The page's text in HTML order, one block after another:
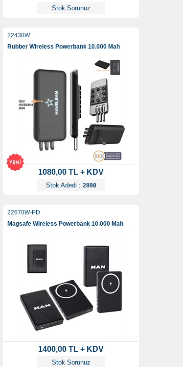
Stok Sorunuz
22430W
Rubber Wireless Powerbank 10.000 Mah
1080,00 TL + KDV
Stok Adedi : 2898
22670W-PD
Magsafe Wireless Powerbank 10.000 Mah
1400,00 TL + KDV
Stok Sorunuz